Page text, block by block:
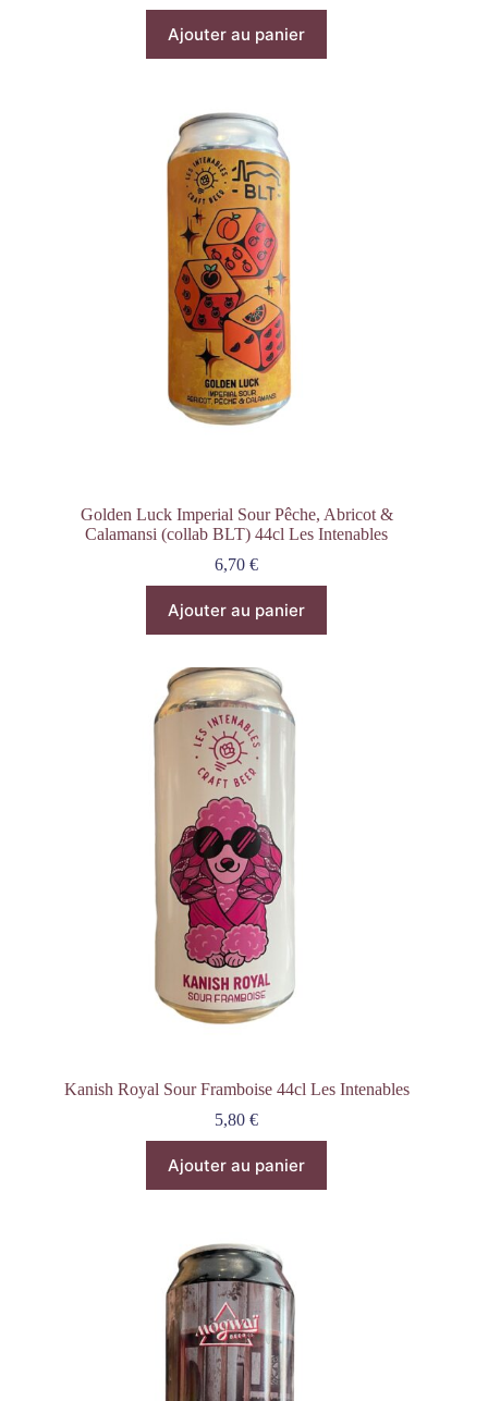
Ajouter au panier
Golden Luck Imperial Sour Pêche, Abricot &
Calamansi (collab BLT) 44cl Les Intenables
6,70€
Ajouter au panier
Kanish Royal Sour Framboise 44cl Les Intenables
5,80€
Ajouter au panier